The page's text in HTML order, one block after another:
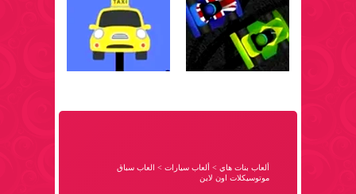
ألعاب بنات هاي > ألعاب سيارات > العاب سباق
موتوسيكلات اون لاين